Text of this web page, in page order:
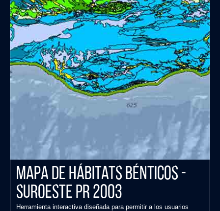
Mapa de Hábitats Bénticos -
Suroeste PR 2003
Herramienta interactiva diseñada para permitir a los usuarios